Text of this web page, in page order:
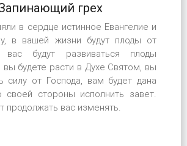
грех
в сердце истинное Евангелие и
в вашей жизни будут плоды от
будут развиваться плоды
вы будете расти в Духе Святом, вы
силу от Господа, вам будет дана
своей стороны исполнить завет.
продолжать вас изменять.